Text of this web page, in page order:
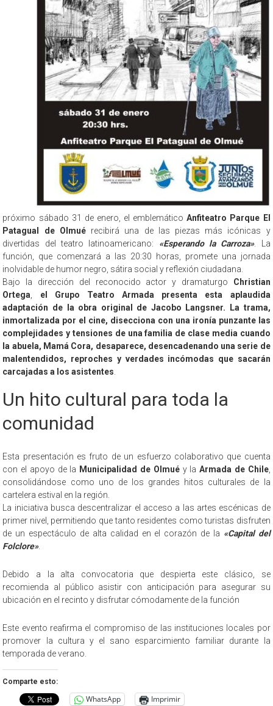
próximo sábado 31 de enero, el emblemáticoAnfiteatro Parque El
Patagual de Olmuérecibirá una de las piezas más icónicas y
divertidas del teatro latinoamericano: «Esperando la Carroza». La
función, que comenzará a las 20:30 horas, promete una jornada
inolvidable de humor negro, sátira social y reflexión ciudadana.
Bajo la dirección del reconocido actor y dramaturgo Christian
Ortega
el Grupo Teatro Armada presenta esta aplaudida
adaptación de la obra original de Jacobo Langsner. La trama,
inmortalizada por el cine, disecciona con una ironía punzante las
complejidades y tensiones de una familia de clase media cuando
la abuela, Mamá Cora, desaparece, desencadenando una serie de
malentendidos, reproches y verdades incómodas que sacarán
carcajadas a los asistentes
Un hito cultural para toda la
comunidad
Esta presentación es fruto de un esfuerzo colaborativo que cuenta
con el apoyo de la Municipalidad de Olmuéy laArmada de Chile,
consolidándose como uno de los grandes hitos culturales de la
cartelera estival en la región.
La iniciativa busca descentralizar el acceso a las artes escénicas de
primer nivel, permitiendo que tanto residentes como turistas disfruten
de un espectáculo de alta calidad en el corazón de la «Capital del
Folclore».
Debido a la alta convocatoria que despierta este clásico, se
recomienda al público asistir con anticipación para asegurar su
ubicación en el recinto y disfrutar cómodamente de la función
Este evento reafirma el compromiso de las instituciones locales por
promover la cultura y el sano esparcimiento familiar durante la
temporada de verano.
Comparte esto:
WhatsApp Imprimir